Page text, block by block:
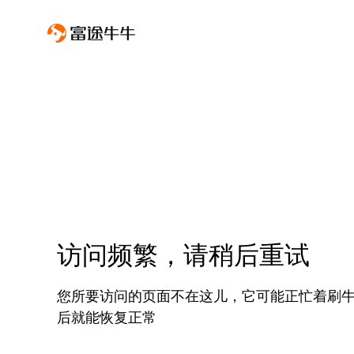
访问频繁，请稍后重试
您所要访问的页面不在这儿，它可能正忙着刷
后就能恢复正常